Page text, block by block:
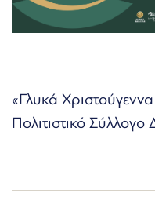
«Γλυκά
Πολιτιστικό Σύλλογο